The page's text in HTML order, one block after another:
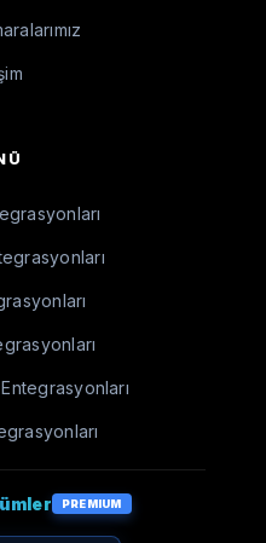
PREMIUM